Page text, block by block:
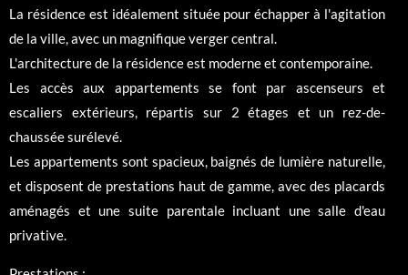
La résidence est idéalement située pour échapper à l'agitation
de la ville, avec un magnifique verger central.
L'architecture de la résidence est moderne et contemporaine.
Les accès aux appartements se font par ascenseurs et
escaliers extérieurs, répartis sur 2 étages et un rez-de-
chaussée surélevé.
Les appartements sont spacieux, baignés de lumière naturelle,
et disposent de prestations haut de gamme, avec des placards
aménagés et une suite parentale incluant une salle d'eau
privative.